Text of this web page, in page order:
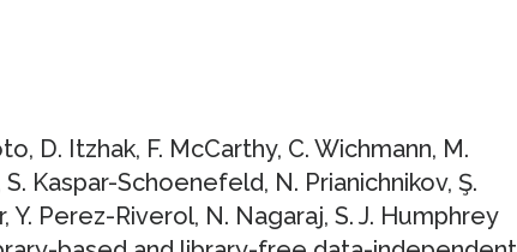
D. Itzhak, F. McCarthy, C. Wichmann, M.
Kaspar-Schoenefeld, N. Prianichnikov, Ş.
Y. Perez-Riverol, N. Nagaraj, S. J. Humphrey